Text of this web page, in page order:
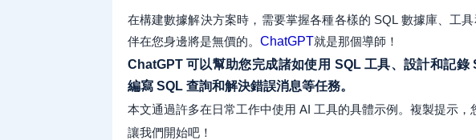
在構建數據解決方案時，需要掌握各種各樣的 SQL 數據庫、工
伴在您身邊將是無價的。 ChatGPT就是那個導師！
ChatGPT 可以幫助您完成諸如使用 SQL 工具、設計和記錄
編寫 SQL 查詢和解決錯誤消息等任務。
本文通過許多在日常工作中使用 AI 工具的具體示例。複製提示，
讓我們開始吧！